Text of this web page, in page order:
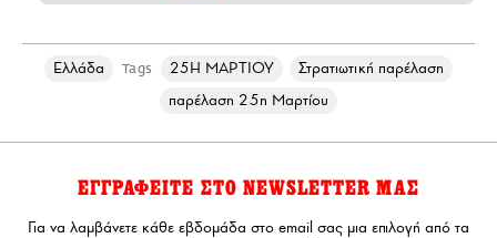
Ελλάδα Tags 25Η ΜΑΡΤΙΟΥ
Στρατιωτική παρέλαση
παρέλαση 25η Μαρτίου
ΕΓΓΡΑΦΕΙΤΕ ΣΤΟ NEWSLETTER ΜΑΣ
Για να λαμβάνετε κάθε εβδομάδα στο email σας μια επιλογή από τα